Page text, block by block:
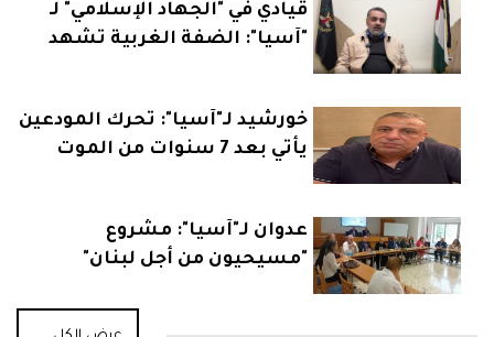
قيادي في "الجهاد الإسلامي" لـ
"آسيا": الضفة الغربية تشهد
خورشيد لـ"آسيا": تحرك المودعين
يأتي بعد 7 سنوات من الموت
عدوان لـ"آسيا": مشروع
"مسيحيون من أجل لبنان"
توجهات بعض القوى